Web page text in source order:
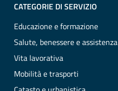
CATEGORIE DI SERVIZIO
Educazione e formazione
Salute, benessere e assistenza
Vita lavorativa
Mobilità e trasporti